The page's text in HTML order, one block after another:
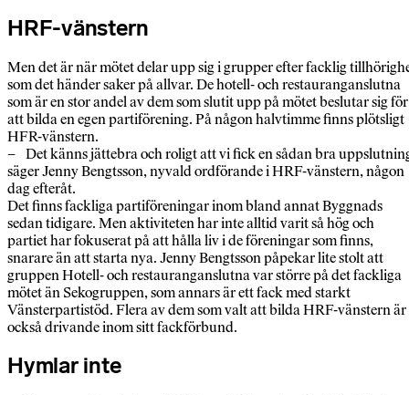
HRF-vänstern
Men det är när mötet delar upp sig i grupper efter facklig
som det händer saker på allvar. De hotell- och restauranganslutna
som är en stor andel av dem som slutit upp på mötet beslutar sig för
att bilda en egen partiförening. På någon halvtimme finns plötsligt
HFR-vänstern.
– Det känns jättebra och roligt att vi fick en sådan bra
säger Jenny Bengtsson, nyvald ordförande i HRF-vänstern, någon
dag efteråt.
Det finns fackliga partiföreningar inom bland annat Byggnads
sedan tidigare. Men aktiviteten har inte alltid varit så hög och
partiet har fokuserat på att hålla liv i de föreningar som finns,
snarare än att starta nya. Jenny Bengtsson påpekar lite stolt att
gruppen Hotell- och restauranganslutna var större på det fackliga
mötet än Sekogruppen, som annars är ett fack med starkt
Vänsterpartistöd. Flera av dem som valt att bilda HRF-vänstern är
också drivande inom sitt fackförbund.
Hymlar inte